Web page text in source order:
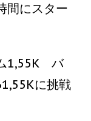
間にスター
1,55K バ
に挑戦